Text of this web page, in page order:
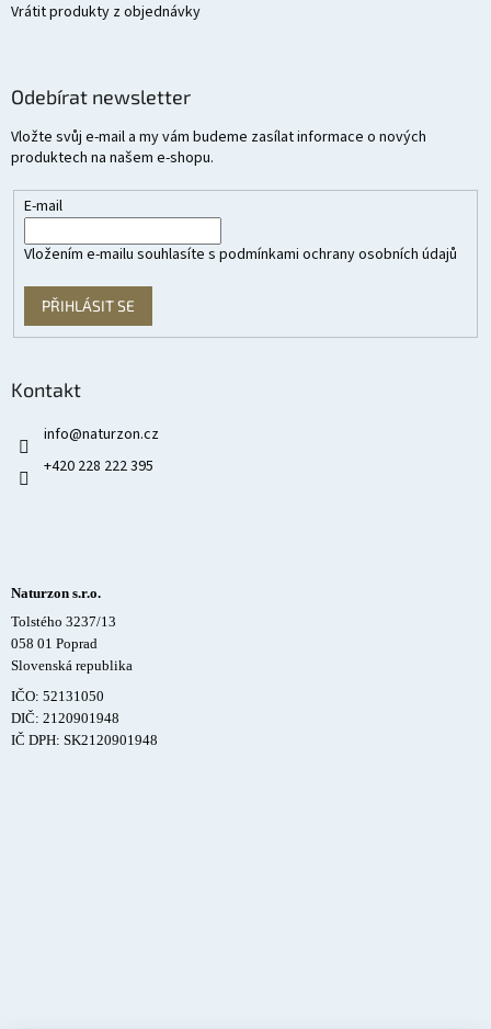
Vrátit produkty z objednávky
Odebírat newsletter
Vložte svůj e-mail a my vám budeme zasílat informace o nových
produktech na našem e-shopu.
E-mail
Vložením e-mailu souhlasíte s podmínkami ochrany osobních údajů
PŘIHLÁSIT SE
Kontakt
info@naturzon.cz
+420 228 222 395
Naturzon s.r.o.
Tolstého 3237/13
058 01 Poprad
Slovenská republika
IČO: 52131050
DIČ: 2120901948
IČ DPH: SK2120901948